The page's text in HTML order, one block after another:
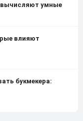
умные
влияют
букмекера: